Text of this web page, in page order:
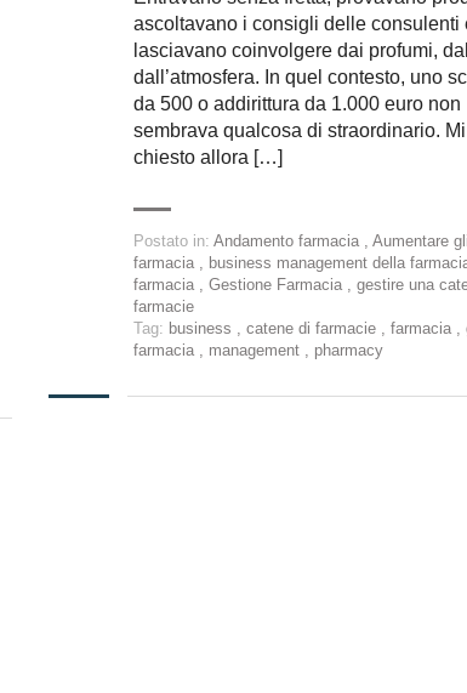
ascoltavano i consigli delle consulenti
lasciavano coinvolgere dai profumi,
dall’atmosfera. In quel contesto, uno
da 500 o addirittura da 1.000 euro non
sembrava qualcosa di straordinario.
chiesto allora […]
Postato in: Andamento farmacia , Aumentare
farmacia , business management della
farmacia , Gestione Farmacia , gestire una
farmacie
Tag: business , catene di farmacie , farmacia ,
farmacia , management , pharmacy